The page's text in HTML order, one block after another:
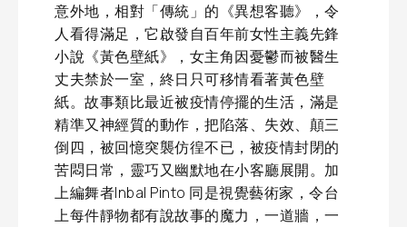
意外地，相對「傳統」的《異想客聽》，令
人看得滿足，它啟發自百年前女性主義先鋒
小說《黃色壁紙》，女主角因憂鬱而被醫生
丈夫禁於一室，終日只可移情看著黃色壁
紙。故事類比最近被疫情停擺的生活，滿是
精準又神經質的動作，把陷落、失效、顛三
倒四，被回憶突襲仿徨不已，被疫情封閉的
苦悶日常，靈巧又幽默地在小客廳展開。加
上編舞者Inbal Pinto 同是視覺藝術家，令台
上每件靜物都有說故事的魔力，一道牆，一